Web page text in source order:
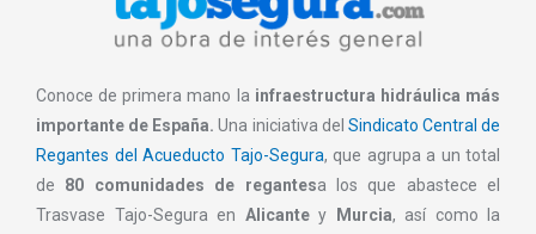
Conoce de primera mano la infraestructura hidráulica más
importante de España.Una iniciativa del Sindicato Central de
Regantes del Acueducto Tajo-Segura, que agrupa a un total
de 80 comunidades de regantesa los que abastece el
Trasvase Tajo-Segura en Alicante y Murcia, así como la